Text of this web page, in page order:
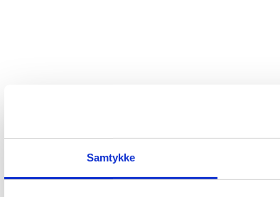
Samtykke